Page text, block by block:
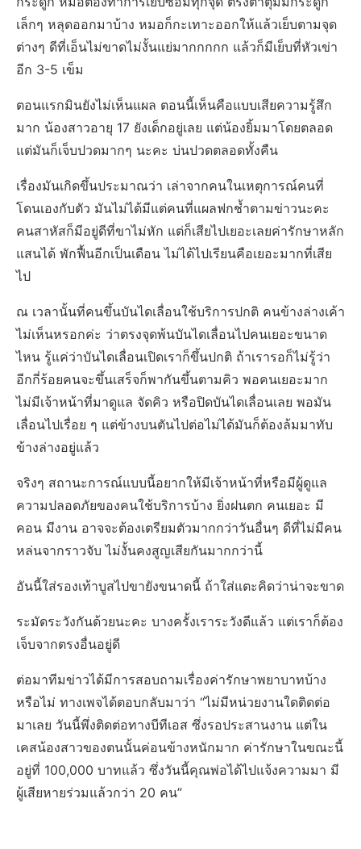
เล็กๆ หลุดออกมาบ้าง หมอก็กะเทาะออกให้แล้วเย็บตามจุด
ต่างๆ ดีที่เอ็นไม่ขาดไม่งั้นแย่มากกกกก แล้วก็มีเย็บที่หัวเข่า
อีก 3-5 เข็ม
ตอนแรกมินยังไม่เห็นแผล ตอนนี้เห็นคือแบบเสียความรู้สึก
มาก น้องสาวอายุ 17 ยังเด็กอยู่เลย แต่น้องยิ้มมาโดยตลอด
แต่มันก็เจ็บปวดมากๆ นะคะ บ่นปวดตลอดทั้งคืน
เรื่องมันเกิดขึ้นประมาณว่า เล่าจากคนในเหตุการณ์คนที่
โดนเองกับตัว มันไม่ได้มีแต่คนที่แผลฟกช้ำตามข่าวนะคะ
คนสาหัสก็มีอยู่ดีที่ขาไม่หัก แต่ก็เสียไปเยอะเลยค่ารักษาหลัก
แสนได้ พักฟื้นอีกเป็นเดือน ไม่ได้ไปเรียนคือเยอะมากที่เสีย
ไป
ณ เวลานั้นที่คนขึ้นบันไดเลื่อนใช้บริการปกติ คนข้างล่างเค้า
ไม่เห็นหรอกค่ะ ว่าตรงจุดพ้นบันไดเลื่อนไปคนเยอะขนาด
ไหน รู้แค่ว่าบันไดเลื่อนเปิดเราก็ขึ้นปกติ ถ้าเรารอก็ไม่รู้ว่า
อีกกี่ร้อยคนจะขึ้นเสร็จก็พากันขึ้นตามคิว พอคนเยอะมาก
ไม่มีเจ้าหน้าที่มาดูแล จัดคิว หรือปิดบันไดเลื่อนเลย พอมัน
เลื่อนไปเรื่อย ๆ แต่ข้างบนตันไปต่อไม่ได้มันก็ต้องล้มมาทับ
ข้างล่างอยู่แล้ว
จริงๆ สถานะการณ์แบบนี้อยากให้มีเจ้าหน้าที่หรือมีผู้ดูแล
ความปลอดภัยของคนใช้บริการบ้าง ยิ่งฝนตก คนเยอะ มี
คอน มีงาน อาจจะต้องเตรียมตัวมากกว่าวันอื่นๆ ดีที่ไม่มีคน
หล่นจากราวจับ ไม่งั้นคงสูญเสียกันมากกว่านี้
อันนี้ใส่รองเท้าบูสไปขายังขนาดนี้ ถ้าใส่แตะคิดว่าน่าจะขาด
ระมัดระวังกันด้วยนะคะ บางครั้งเราระวังดีแล้ว แต่เราก็ต้อง
เจ็บจากตรงอื่นอยู่ดี
ต่อมาทีมข่าวได้มีการสอบถามเรื่องค่ารักษาพยาบาทบ้าง
หรือไม่ ทางเพจได้ตอบกลับมาว่า “ไม่มีหน่วยงานใดติดต่อ
มาเลย วันนี้พึ่งติดต่อทางบีทีเอส ซึ่งรอประสานงาน แต่ใน
เคสน้องสาวของตนนั้นค่อนข้างหนักมาก ค่ารักษาในขณะนี้
อยู่ที่ 100,000 บาทแล้ว ซึ่งวันนี้คุณพ่อได้ไปแจ้งความมา มี
ผู้เสียหายร่วมแล้วกว่า 20 คน”